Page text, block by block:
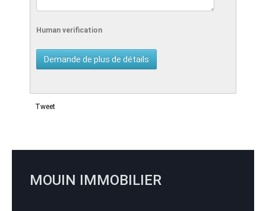
Human verification
Tweet
MOUIN IMMOBILIER